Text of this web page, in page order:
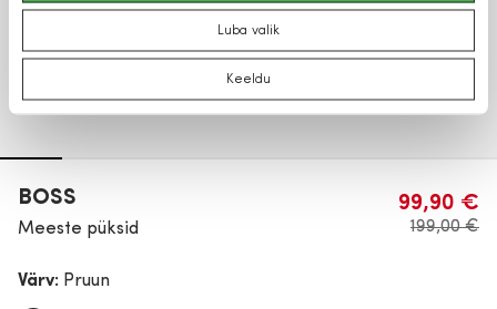
Luba valik
Keeldu
BOSS
Meeste püksid
99,90 €
199,00 €
Värv: Pruun